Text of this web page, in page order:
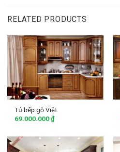
RELATED PRODUCTS
Tủ bếp gỗ Việt
69.000.000₫